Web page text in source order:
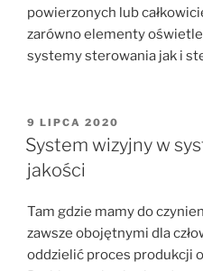
powierzonych lub
zarówno elementy
systemy sterowania jak i
OPUBLIKOWANE
W
9 LIPCA 2020
System wizyjny w
jakości
Tam gdzie mamy do
zawsze obojętnymi dla
oddzielić proces produkcji